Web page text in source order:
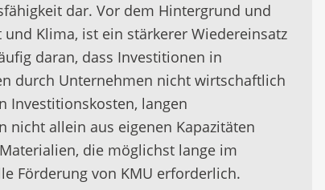
dar. Vor dem Hintergrund und
Klima, ist ein stärkerer Wiedereinsatz
daran, dass Investitionen in
durch Unternehmen nicht wirtschaftlich
Investitionskosten, langen
nicht allein aus eigenen Kapazitäten
die möglichst lange im
Förderung von KMU erforderlich.